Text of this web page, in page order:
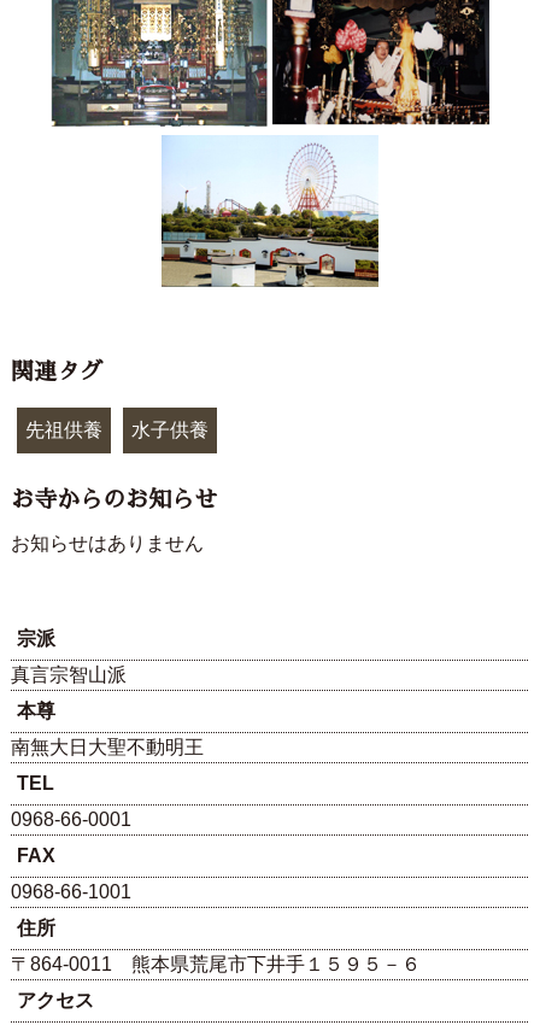
関連タグ
先祖供養 水子供養
お寺からのお知らせ
お知らせはありません
宗派
真言宗智山派
本尊
南無大日大聖不動明王
TEL
0968-66-0001
FAX
0968-66-1001
住所
〒864-0011 熊本県荒尾市下井手１５９５－６
アクセス